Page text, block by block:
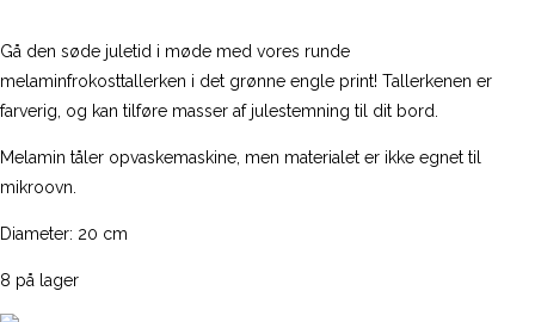
pris
var:
80,00 kr..
pris
er:
40,00 kr..
Gå den søde juletid i møde med vores runde
melaminfrokosttallerken i det grønne engle print! Tallerkenen er
farverig, og kan tilføre masser af julestemning til dit bord.
Melamin tåler opvaskemaskine, men materialet er ikke egnet til
mikroovn.
Diameter: 20 cm
8 på lager